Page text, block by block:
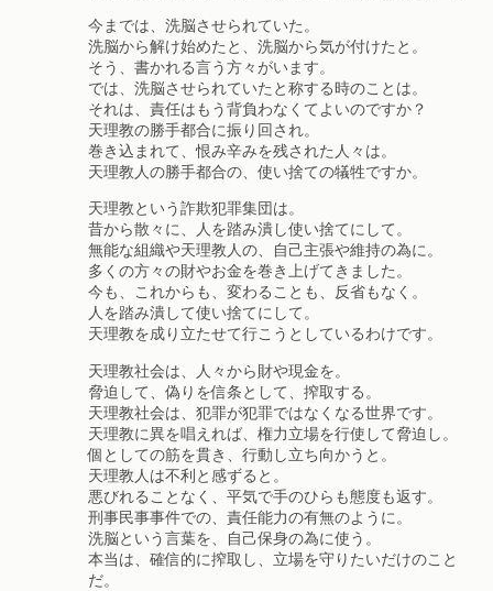
今までは、洗脳させられていた。
洗脳から解け始めたと、洗脳から気が付けたと。
そう、書かれる言う方々がいます。
では、洗脳させられていたと称する時のことは。
それは、責任はもう背負わなくてよいのですか？
天理教の勝手都合に振り回され。
巻き込まれて、恨み辛みを残された人々は。
天理教人の勝手都合の、使い捨ての犠牲ですか。
天理教という詐欺犯罪集団は。
昔から散々に、人を踏み潰し使い捨てにして。
無能な組織や天理教人の、自己主張や維持の為に。
多くの方々の財やお金を巻き上げてきました。
今も、これからも、変わることも、反省もなく。
人を踏み潰して使い捨てにして。
天理教を成り立たせて行こうとしているわけです。
天理教社会は、人々から財や現金を。
脅迫して、偽りを信条として、搾取する。
天理教社会は、犯罪が犯罪ではなくなる世界です。
天理教に異を唱えれば、権力立場を行使して脅迫し。
個としての筋を貫き、行動し立ち向かうと。
天理教人は不利と感ずると。
悪びれることなく、平気で手のひらも態度も返す。
刑事民事事件での、責任能力の有無のように。
洗脳という言葉を、自己保身の為に使う。
本当は、確信的に搾取し、立場を守りたいだけのこと
だ。